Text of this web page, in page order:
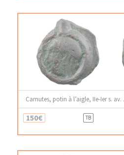
Carnutes, potin à l’aigle, IIe-Ier s. av.
150€ TB